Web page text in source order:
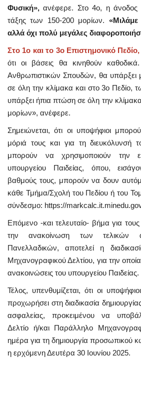
Φυσική»,ανέφερε. Στο 4ο, η άνοδος
τάξης των 150-200 μορίων. «Μιλάμε
αλλά όχι πολύ μεγάλες
Στο 1ο και το 3ο Επιστημονικό Πεδίο,
ότι οι βάσεις θα κινηθούν
Ανθρωπιστικών Σπουδών, θα υπάρξει
σε όλη την κλίμακα και στο 3ο Πεδίο,
υπάρξει ήπια πτώση σε όλη την
μορίων», ανέφερε.
Σημειώνεται, ότι οι υποψήφιοι
μόριά τους και για τη διευκόλυνσή
μπορούν να χρησιμοποιούν την
υπουργείου Παιδείας, όπου,
βαθμούς τους, μπορούν να δουν
κάθε Τμήμα/Σχολή του Πεδίου ή του
σύνδεσμο: https://
Επόμενο -και τελευταίο- βήμα για
την ανακοίνωση των τελικών
Πανελλαδικών, αποτελεί η
Μηχανογραφικού Δελτίου, για την
ανακοινώσεις του υπουργείου Παιδείας.
Τέλος, υπενθυμίζεται, ότι οι
προχωρήσει στη διαδικασία
ασφαλείας, προκειμένου να
Δελτίο ή/και Παράλληλο
ημέρα για τη δημιουργία προσωπικού
η ερχόμενη Δευτέρα 30 Ιουνίου 2025.